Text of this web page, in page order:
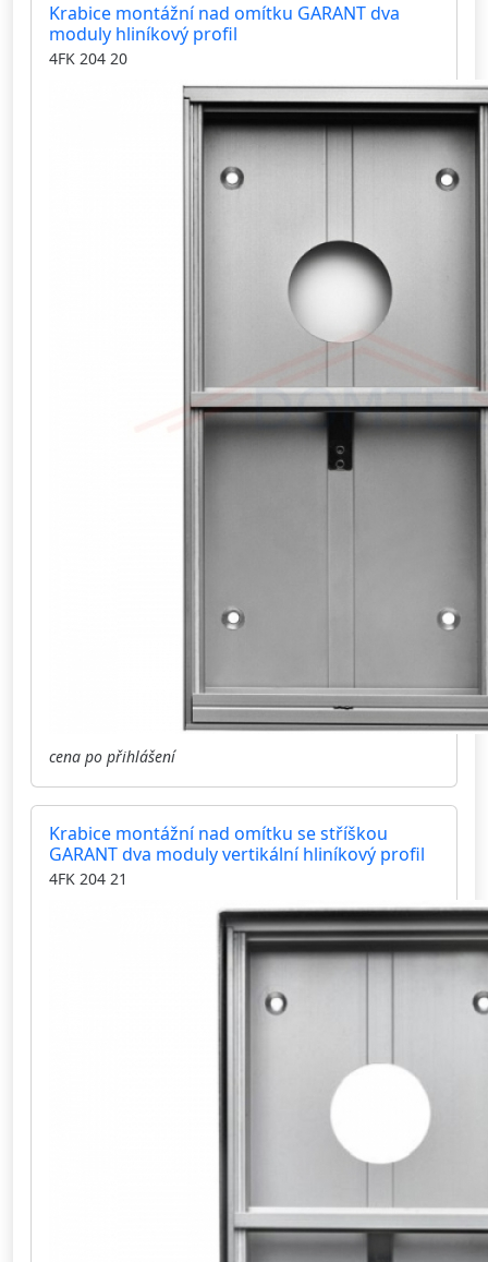
Krabice montážní nad omítku GARANT dva
moduly hliníkový profil
4FK 204 20
cena po přihlášení
Krabice montážní nad omítku se stříškou
GARANT dva moduly vertikální hliníkový profil
4FK 204 21